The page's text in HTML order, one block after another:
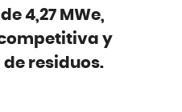
4,27 MWe,
y
residuos.